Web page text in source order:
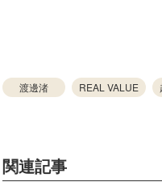
渡邊渚 REAL VALUE
関連記事